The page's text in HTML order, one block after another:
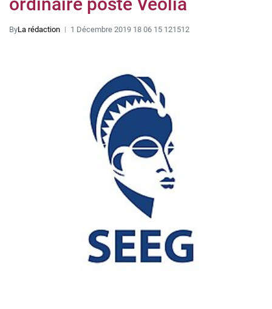
ByLa rédaction 1 Décembre 2019 18 06 15 121512